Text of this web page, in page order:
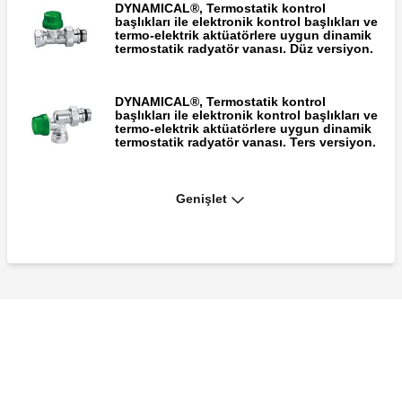
DYNAMICAL®, Termostatik kontrol
başlıkları ile elektronik kontrol başlıkları ve
termo-elektrik aktüatörlere uygun dinamik
termostatik radyatör vanası. Düz versiyon.
DYNAMICAL®, Termostatik kontrol
başlıkları ile elektronik kontrol başlıkları ve
termo-elektrik aktüatörlere uygun dinamik
termostatik radyatör vanası. Ters versiyon.
Genişlet